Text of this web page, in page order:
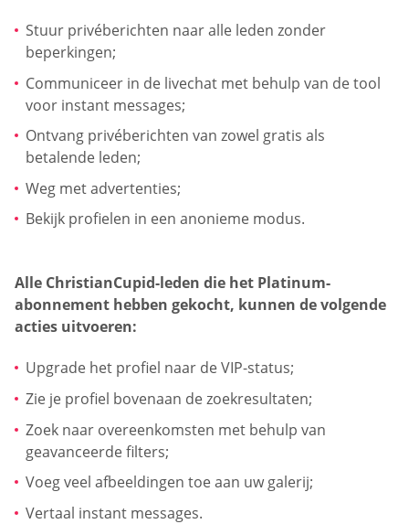
Stuur privéberichten naar alle leden zonder
beperkingen;
Communiceer in de livechat met behulp van de tool
voor instant messages;
Ontvang privéberichten van zowel gratis als
betalende leden;
Weg met advertenties;
Bekijk profielen in een anonieme modus.
Alle ChristianCupid-leden die het Platinum-
abonnement hebben gekocht, kunnen de volgende
acties uitvoeren:
Upgrade het profiel naar de VIP-status;
Zie je profiel bovenaan de zoekresultaten;
Zoek naar overeenkomsten met behulp van
geavanceerde filters;
Voeg veel afbeeldingen toe aan uw galerij;
Vertaal instant messages.